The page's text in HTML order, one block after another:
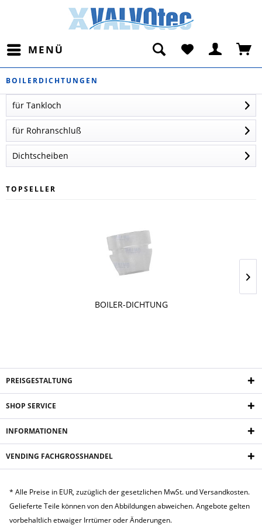
MENÜ
BOILERDICHTUNGEN
für Tankloch
für Rohranschluß
Dichtscheiben
TOPSELLER
BOILER-DICHTUNG
PREISGESTALTUNG
SHOP SERVICE
INFORMATIONEN
VENDING FACHGROSSHANDEL
* Alle Preise in EUR, zuzüglich der gesetzlichen MwSt. und Versandkosten.
Gelieferte Teile können von den Abbildungen abweichen. Angebote gelten
vorbehaltlich etwaiger Irrtümer oder Änderungen.